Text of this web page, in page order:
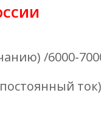
/6000-